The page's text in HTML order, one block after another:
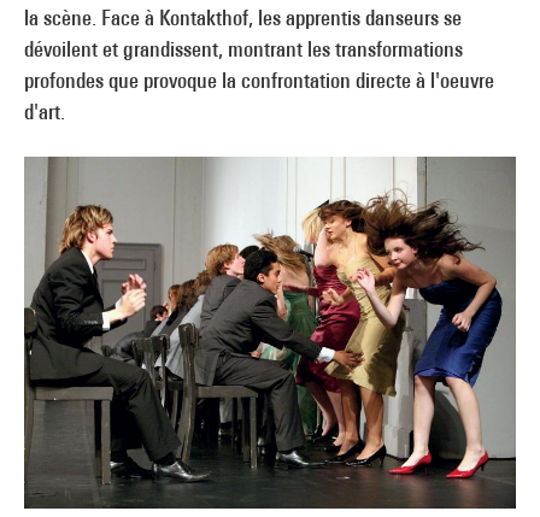
la scène. Face à Kontakthof, les apprentis danseurs se
dévoilent et grandissent, montrant les transformations
profondes que provoque la confrontation directe à l'oeuvre
d'art.